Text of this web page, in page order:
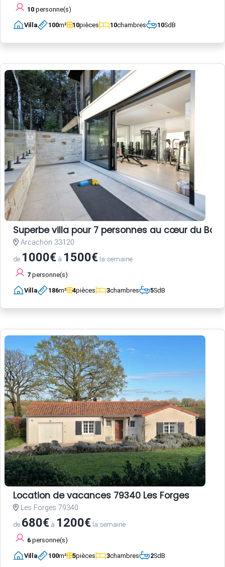
10 personne(s)
Villa 100m² 10pièces 10chambres 10SdB
Superbe villa pour 7 personnes au cœur du
Arcachon 33120
de 1000€ à 1500€ la semaine
7 personne(s)
Villa 186m² 4pièces 3chambres 5SdB
Location de vacances 79340 Les Forges
Les Forges 79340
de 680€ à 1200€ la semaine
6 personne(s)
Villa 100m² 5pièces 3chambres 2SdB